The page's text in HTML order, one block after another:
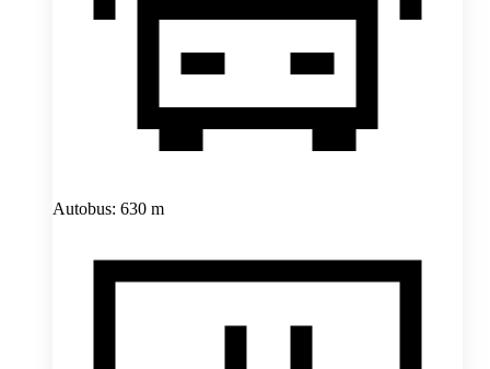
Autobus: 630 m